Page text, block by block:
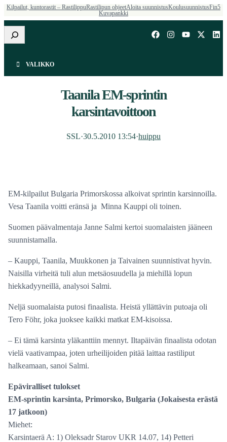
Kilpailut, kuntorastit – RastilippuRastilipun ohjeetAloita suunnistusKoulusuunnistusFin5
Kuvapankki
Etsi
VALIKKO
Taanila EM-sprintin
karsintavoittoon
SSL·30.5.2010 13:54·huippu
EM-kilpailut Bulgaria Primorskossa alkoivat sprintin karsinnoilla.
Vesa Taanila voitti eränsä ja Minna Kauppi oli toinen.
Suomen päävalmentaja Janne Salmi kertoi suomalaisten jääneen
suunnistamalla.
– Kauppi, Taanila, Muukkonen ja Taivainen suunnistivat hyvin.
Naisilla virheitä tuli alun metsäosuudella ja miehillä lopun
hiekkadyyneillä, analysoi Salmi.
Neljä suomalaista putosi finaalista. Heistä yllättävin putoaja oli
Tero Föhr, joka juoksee kaikki matkat EM-kisoissa.
– Ei tämä karsinta yläkanttiin mennyt. Iltapäivän finaalista odotan
vielä vaativampaa, joten urheilijoiden pitää laittaa rastiliput
halkeamaan, sanoi Salmi.
Epäviralliset tulokset
EM-sprintin karsinta, Primorsko, Bulgaria (Jokaisesta erästä
17 jatkoon)
Miehet:
Karsintaerä A: 1) Oleksadr Starov UKR 14.07, 14) Petteri